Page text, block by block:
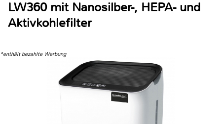
LW360 mit Nanosilber-, HEPA- und
Aktivkohlefilter
*enthält bezahlte Werbung